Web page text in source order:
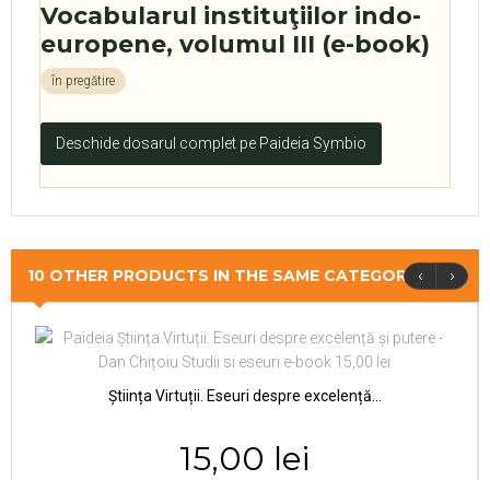
Vocabularul instituţiilor indo-
europene, volumul III (e-book)
în pregătire
Deschide dosarul complet pe Paideia Symbio
10 OTHER PRODUCTS IN THE SAME CATEGORY ‹ ›
Știința Virtuții. Eseuri despre excelență...
15,00 lei